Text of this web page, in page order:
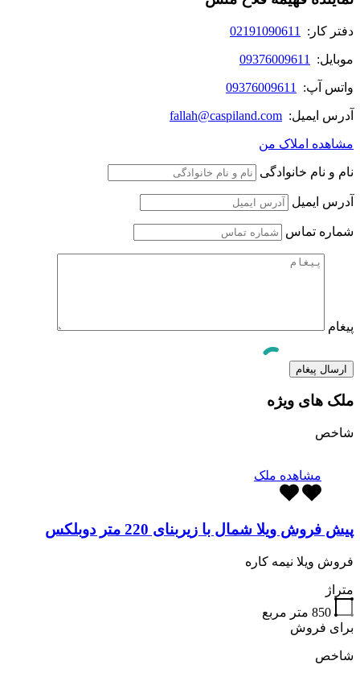
دفتر کار: 02191090611
موبایل: 09376009611
واتس آپ: 09376009611
آدرس ایمیل: fallah@caspiland.com
مشاهده املاک من
نام و نام خانوادگی
آدرس ایمیل
شماره تماس
پیغام
ملک های ویژه
شاخص
مشاهده ملک
پیش فروش ویلا شمال با زیربنای 220 متر دوبلکس
فروش ویلا نیمه کاره
متراژ
850 متر مربع
برای فروش
شاخص